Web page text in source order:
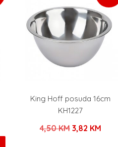
King Hoff posuda 16cm
KH1227
4,50KM Izvorna
3,82 KM